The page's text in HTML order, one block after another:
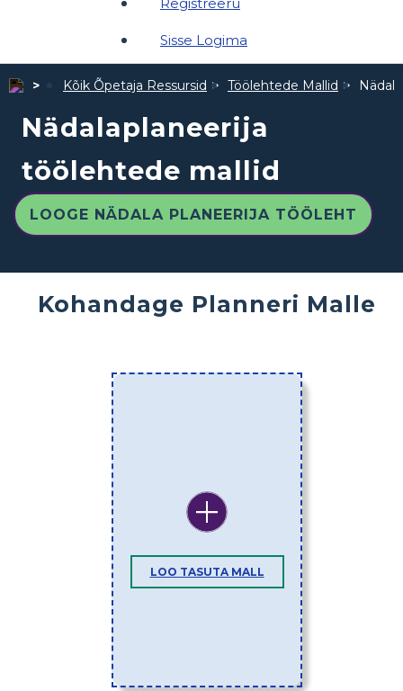
Sisse Logima
Kõik Õpetaja Ressursid Töölehtede Mallid
Nädalaplaneerija
töölehtede mallid
LOOGE NÄDALA PLANEERIJA TÖÖLEHT
Kohandage Planneri Malle
LOO TASUTA MALL